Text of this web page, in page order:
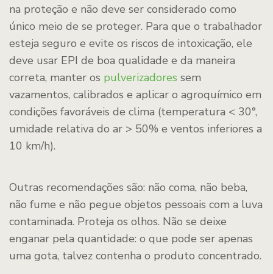
na proteção e não deve ser considerado como
único meio de se proteger. Para que o trabalhador
esteja seguro e evite os riscos de intoxicação, ele
deve usar EPI de boa qualidade e da maneira
correta, manter os pulverizadores sem
vazamentos, calibrados e aplicar o agroquímico em
condições favoráveis de clima (temperatura < 30°,
umidade relativa do ar > 50% e ventos inferiores a
10 km/h).
Outras recomendações são: não coma, não beba,
não fume e não pegue objetos pessoais com a luva
contaminada. Proteja os olhos. Não se deixe
enganar pela quantidade: o que pode ser apenas
uma gota, talvez contenha o produto concentrado.